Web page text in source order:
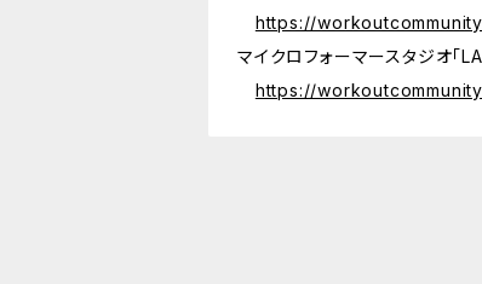
https://
マイクロフォーマースタジオ「
https://